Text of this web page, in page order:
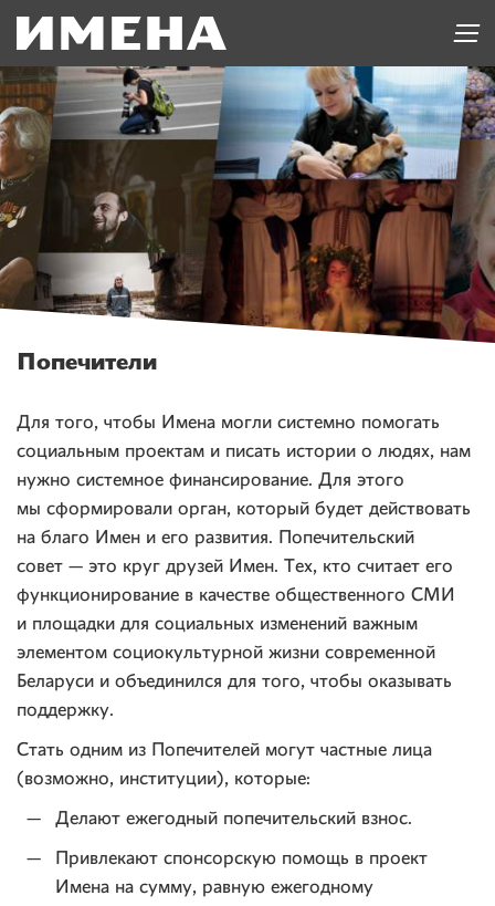
Попечители
Для того, чтобы Имена могли системно помогать
социальным проектам и писать истории о людях, нам
нужно системное финансирование. Для этого
мы сформировали орган, который будет действовать
на благо Имен и его развития. Попечительский
совет — это круг друзей Имен. Тех, кто считает его
функционирование в качестве общественного СМИ
и площадки для социальных изменений важным
элементом социокультурной жизни современной
Беларуси и объединился для того, чтобы оказывать
поддержку.
Стать одним из Попечителей могут частные лица
(возможно, институции), которые:
Делают ежегодный попечительский взнос.
Привлекают спонсорскую помощь в проект
Имена на сумму, равную ежегодному